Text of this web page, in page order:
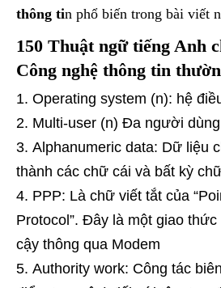
thông tin phổ biến trong bài viết
150 Thuật ngữ tiếng Anh
Công nghệ thông tin
Operating system (n): hệ
Multi-user (n) Đa người dùng
Alphanumeric data: Dữ liệu
thành các chữ cái và bất kỳ
PPP: Là chữ viết tắt của
Protocol”. Đây là một giao
cậy thông qua Modem
Authority work: Công tác